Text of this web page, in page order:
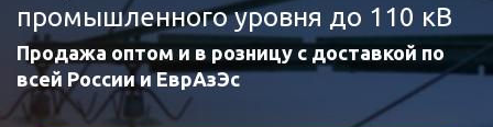
промышленного уровня до 110 кВ
Продажа оптом и в розницу с доставкой по
всей России и ЕврАзЭс